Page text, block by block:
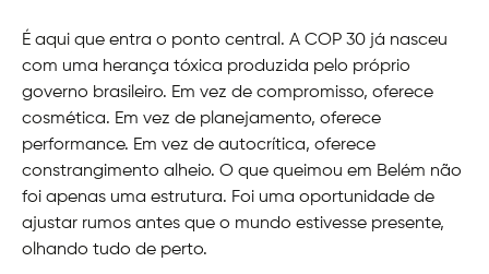
É aqui que entra o ponto central. A COP 30 já nasceu
com uma herança tóxica produzida pelo próprio
governo brasileiro. Em vez de compromisso, oferece
cosmética. Em vez de planejamento, oferece
performance. Em vez de autocrítica, oferece
constrangimento alheio. O que queimou em Belém não
foi apenas uma estrutura. Foi uma oportunidade de
ajustar rumos antes que o mundo estivesse presente,
olhando tudo de perto.